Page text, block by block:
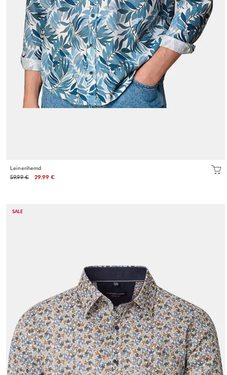
Leinenhemd
59.99 €
29.99 €
SALE